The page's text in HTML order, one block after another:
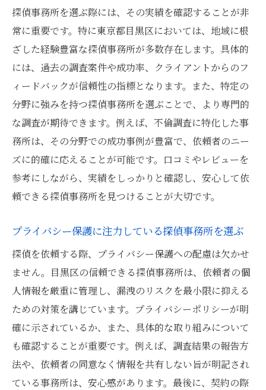
初回相談時の対応をチェックする理由
法令遵守と信頼性の確認を徹底する
探偵事務所を選ぶ際には、その実績を確認することが非
常に重要です。特に東京都目黒区においては、地域に根
ざした経験豊富な探偵事務所が多数存在します。具体的
には、過去の調査案件や成功率、クライアントからのフ
ィードバックが信頼性の指標となります。また、特定の
分野に強みを持つ探偵事務所を選ぶことで、より専門的
な調査が期待できます。例えば、不倫調査に特化した事
務所は、その分野での成功事例が豊富で、依頼者のニー
ズに的確に応えることが可能です。口コミやレビューを
参考にしながら、実績をしっかりと確認し、安心して依
頼できる探偵事務所を見つけることが大切です。
プライバシー保護に注力している探偵事務所を選ぶ
探偵を依頼する際、プライバシー保護への配慮は欠かせ
ません。目黒区の信頼できる探偵事務所は、依頼者の個
人情報を厳重に管理し、漏洩のリスクを最小限に抑える
ための対策を講じています。プライバシーポリシーが明
確に示されているか、また、具体的な取り組みについて
も確認することが重要です。例えば、調査結果の報告方
法や、依頼者の同意なく情報を共有しない旨が明記され
ている事務所は、安心感があります。最後に、契約の際